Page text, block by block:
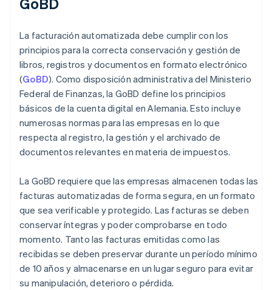
La facturación automatizada debe cumplir con los
principios para la correcta conservación y gestión de
libros, registros y documentos en formato electrónico
(GoBD). Como disposición administrativa del Ministerio
Federal de Finanzas, la GoBD define los principios
básicos de la cuenta digital en Alemania. Esto incluye
numerosas normas para las empresas en lo que
respecta al registro, la gestión y el archivado de
documentos relevantes en materia de impuestos.
La GoBD requiere que las empresas almacenen todas las
facturas automatizadas de forma segura, en un formato
que sea verificable y protegido. Las facturas se deben
conservar íntegras y poder comprobarse en todo
momento. Tanto las facturas emitidas como las
recibidas se deben preservar durante un período mínimo
de 10 años y almacenarse en un lugar seguro para evitar
su manipulación, deterioro o pérdida.